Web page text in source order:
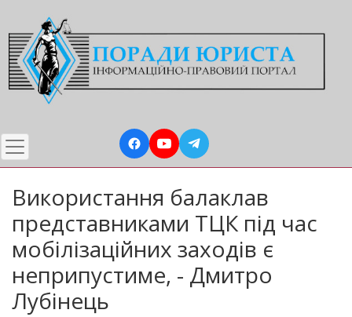
до
основного
вмісту
Використання балаклав
представниками ТЦК під час
мобілізаційних заходів є
неприпустиме, - Дмитро
Лубінець